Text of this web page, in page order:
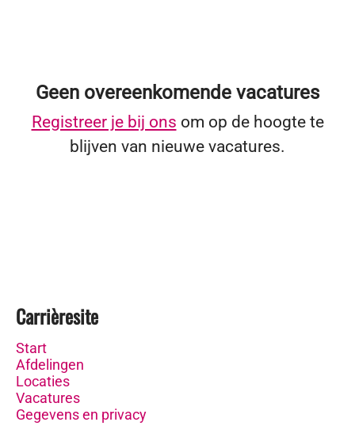
Geen overeenkomende vacatures
Registreer je bij ons om op de hoogte te
blijven van nieuwe vacatures.
Carrièresite
Start
Afdelingen
Locaties
Vacatures
Gegevens en privacy